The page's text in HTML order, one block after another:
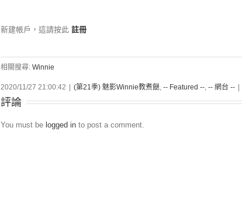
新建帳戶，這請按此 註冊
相關搜尋: Winnie
2020/11/27 21:00:42 (第21季) 魅影Winnie教煮餸, -- Featured --, -- 網台 --
評論
You must be logged in to post a comment.